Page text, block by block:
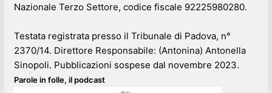
Nazionale Terzo Settore, codice fiscale 92225980280.
Testata registrata presso il Tribunale di Padova, n°
2370/14. Direttore Responsabile: (Antonina) Antonella
Sinopoli. Pubblicazioni sospese dal novembre 2023.
Parole in folle, il podcast